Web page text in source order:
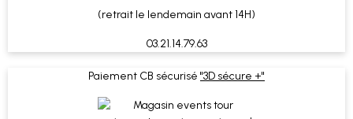
(retrait le lendemain avant 14H)
03.21.14.79.63
Paiement CB sécurisé "3D sécure +"